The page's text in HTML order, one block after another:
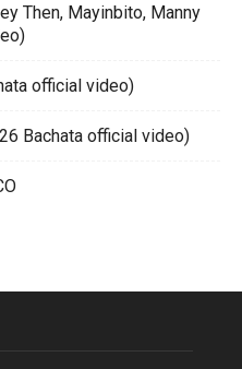
Then, Mayinbito, Manny
official video)
Bachata official video)